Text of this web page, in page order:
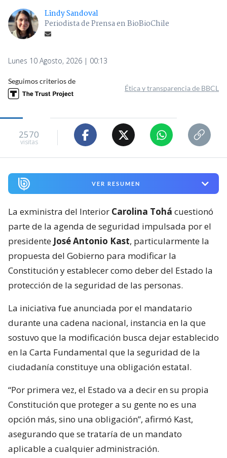
Lindy Sandoval
Periodista de Prensa en BioBioChile
Lunes 10 Agosto, 2026 | 00:13
Seguimos criterios de
Ética y transparencia de BBCL
2570
visitas
VER RESUMEN
La exministra del Interior Carolina Tohá cuestionó
parte de la agenda de seguridad impulsada por el
presidente José Antonio Kast, particularmente la
propuesta del Gobierno para modificar la
Constitución y establecer como deber del Estado la
protección de la seguridad de las personas.
La iniciativa fue anunciada por el mandatario
durante una cadena nacional, instancia en la que
sostuvo que la modificación busca dejar establecido
en la Carta Fundamental que la seguridad de la
ciudadanía constituye una obligación estatal.
“Por primera vez, el Estado va a decir en su propia
Constitución que proteger a su gente no es una
opción más, sino una obligación”, afirmó Kast,
asegurando que se trataría de un mandato
aplicable a cualquier administración.